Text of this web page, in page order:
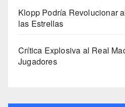
Klopp Podría Revolucionar
las Estrellas
Crítica Explosiva al Real
Jugadores